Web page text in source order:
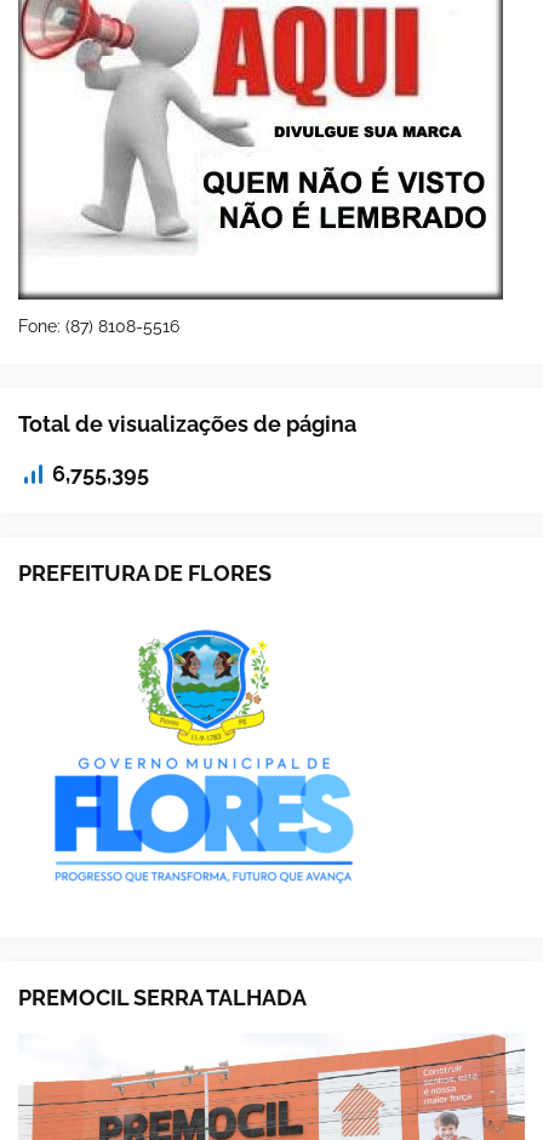
Fone: (87) 8108-5516
Total de visualizações de página
6,755,395
PREFEITURA DE FLORES
PREMOCIL SERRA TALHADA